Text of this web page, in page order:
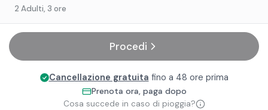
2 Adulti, 3 ore
Procedi
Cancellazione gratuita fino a 48 ore prima
Prenota ora, paga dopo
Cosa succede in caso di pioggia?